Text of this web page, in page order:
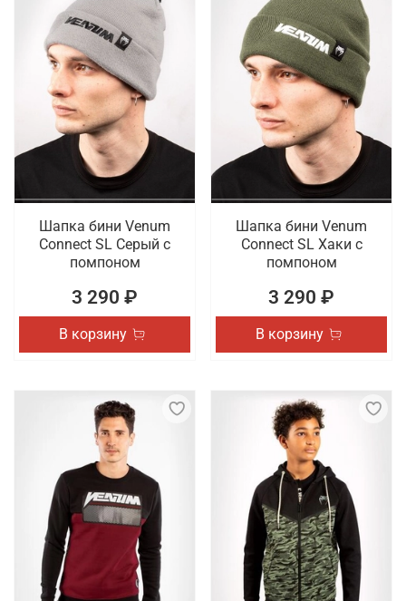
Шапка бини Venum
Connect SL Серый с
помпоном
3 290 ₽
В корзину
Шапка бини Venum
Connect SL Хаки с
помпоном
3 290 ₽
В корзину